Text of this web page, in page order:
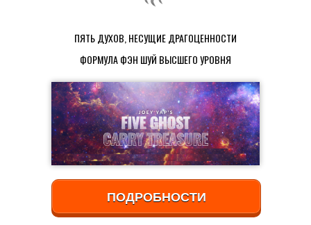
ПЯТЬ ДУХОВ, НЕСУЩИЕ ДРАГОЦЕННОСТИ
ФОРМУЛА ФЭН ШУЙ ВЫСШЕГО УРОВНЯ
ПОДРОБНОСТИ